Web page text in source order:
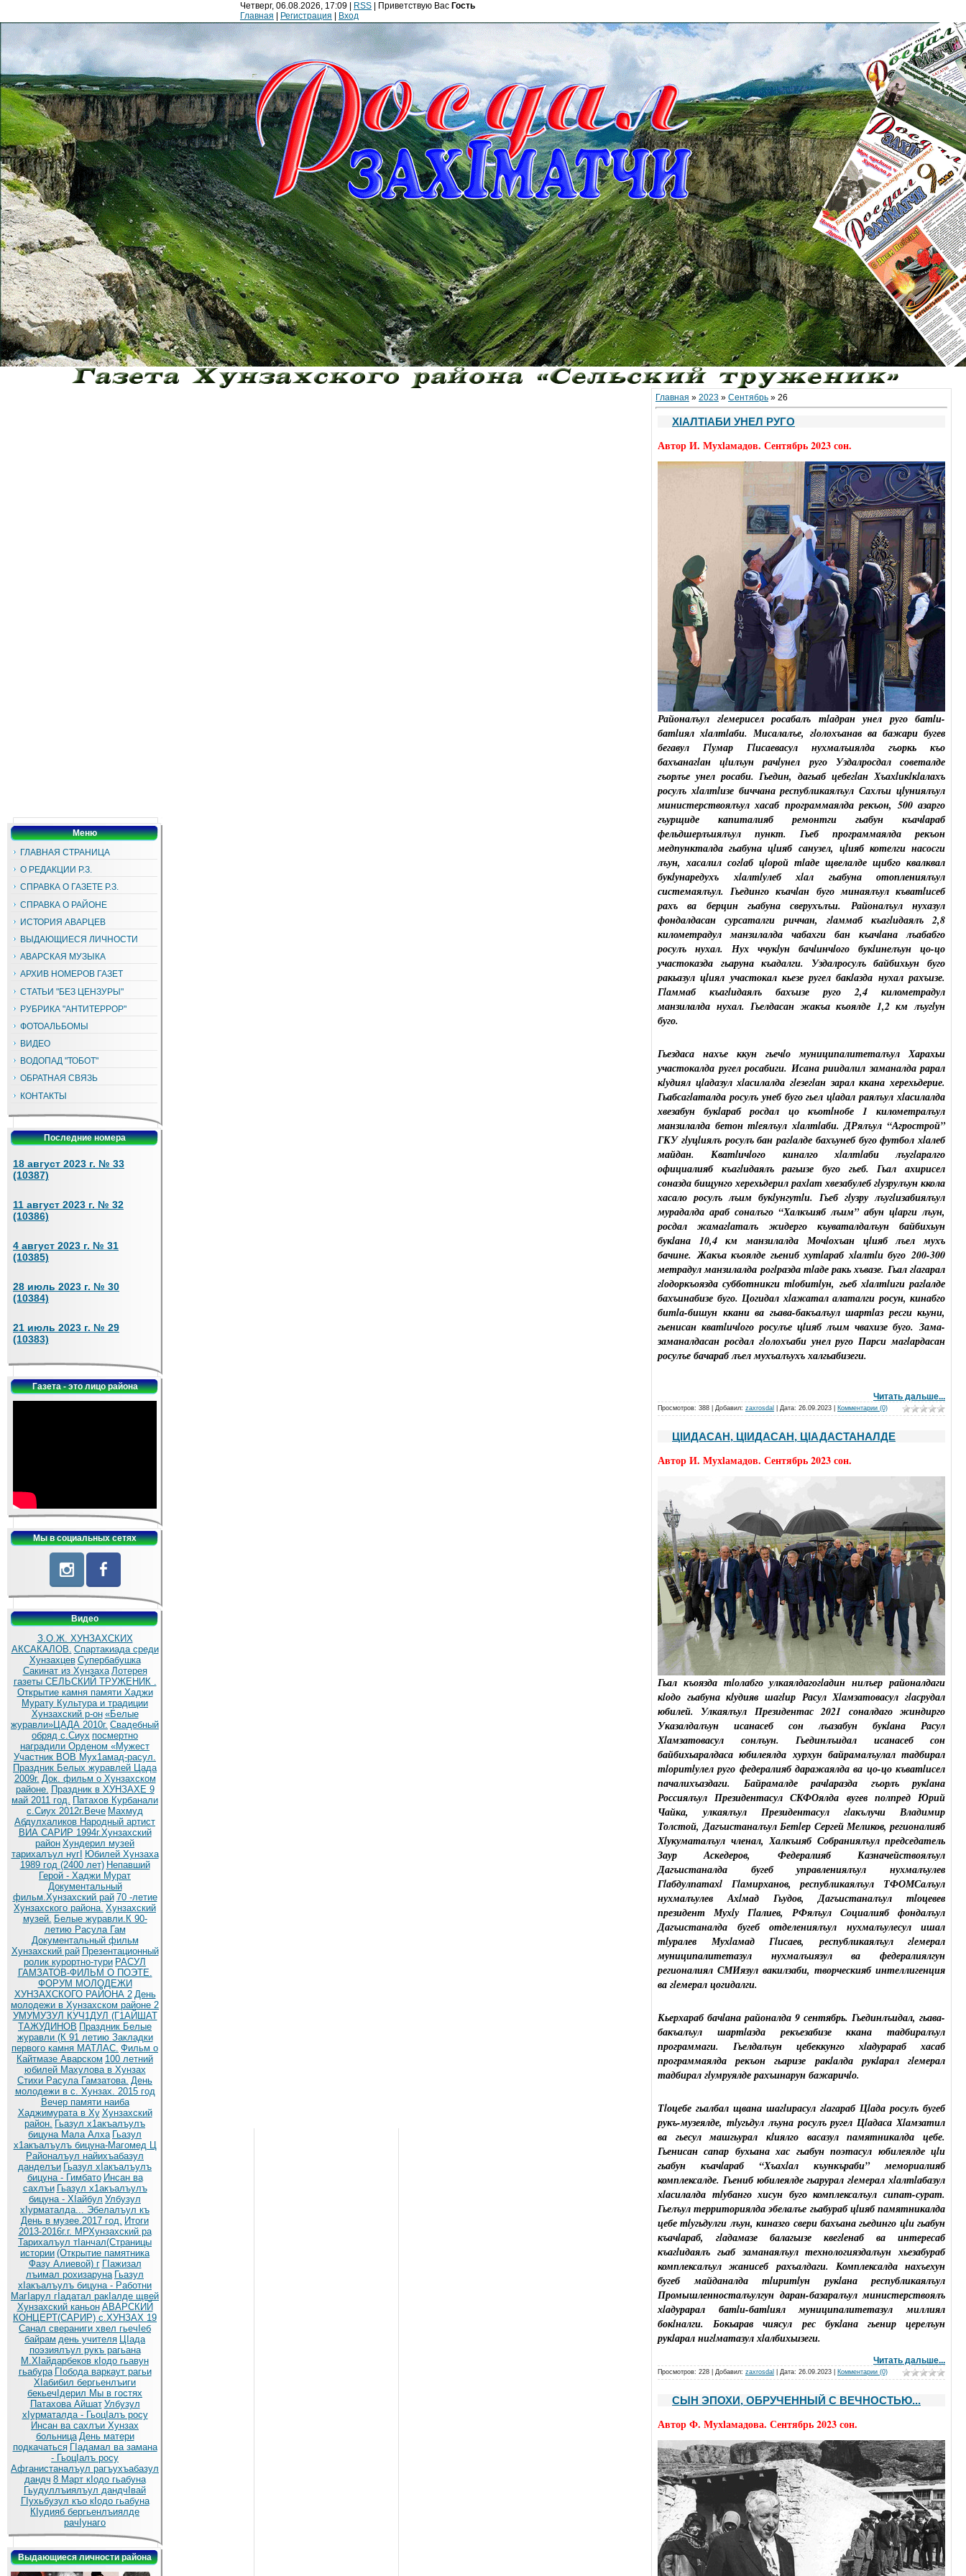
Четверг, 06.08.2026, 17:09 | RSS Приветствую Вас Гость
Главная
Регистрация Вход
Меню
ГЛАВНАЯ СТРАНИЦА
О РЕДАКЦИИ Р.З.
СПРАВКА О ГАЗЕТЕ Р.З.
СПРАВКА О РАЙОНЕ
ИСТОРИЯ АВАРЦЕВ
ВЫДАЮЩИЕСЯ ЛИЧНОСТИ
АВАРСКАЯ МУЗЫКА
АРХИВ НОМЕРОВ ГАЗЕТ
СТАТЬИ "БЕЗ ЦЕНЗУРЫ"
РУБРИКА "АНТИТЕРРОР"
ФОТОАЛЬБОМЫ
ВИДЕО
ВОДОПАД "ТОБОТ"
ОБРАТНАЯ СВЯЗЬ
КОНТАКТЫ
Последние номера
18 август 2023 г. № 33
(10387)
11 август 2023 г. № 32
(10386)
4 август 2023 г. № 31
(10385)
28 июль 2023 г. № 30
(10384)
21 июль 2023 г. № 29
(10383)
Газета - это лицо района
Мы в социальных сетях
Видео
З.О.Ж. ХУНЗАХСКИХ
АКСАКАЛОВ. Спартакиада среди
Хунзахцев Супербабушка
Сакинат из Хунзаха Лотерея
газеты СЕЛЬСКИЙ ТРУЖЕНИК .
Открытие камня памяти Хаджи
Мурату Культура и традиции
Хунзахский р-он «Белые
журавли»ЦАДА 2010г. Cвадебный
обряд c.Сиух посмертно
наградили Орденом «Мужест
Участник ВОВ Мух1амад-расул.
Праздник Белых журавлей Цада
2009г. Док. фильм о Хунзахском
районе. Праздник в ХУНЗАХЕ 9
май 2011 год. Патахов Курбанали
с.Сиух 2012г.Вече Махмуд
Абдулхаликов Народный артист
ВИА САРИР 1994г.Хунзахский
район Хундерил музей
тарихалъул нугI Юбилей Хунзаха
1989 год (2400 лет) Непавший
Герой - Хаджи Мурат
Документальный
фильм.Хунзахский рай 70 -летие
Хунзахского района. Хунзахский
музей. Белые журавли.К 90-
летию Расула Гам
Документальный фильм
Хунзахский рай Презентационный
ролик курортно-тури РАСУЛ
ГАМЗАТОВ-ФИЛЬМ О ПОЭТЕ.
ФОРУМ МОЛОДЕЖИ
ХУНЗАХСКОГО РАЙОНА 2 День
молодежи в Хунзахском районе 2
УМУМУЗУЛ КУЧ1ДУЛ (Г1АЙШАТ
ТАЖУДИНОВ Праздник Белые
журавли (К 91 летию Закладки
первого камня МАТЛАС. Фильм о
Кайтмазе Аварском 100 летний
юбилей Махулова в Хунзах
Стихи Расула Гамзатова. День
молодежи в с. Хунзах. 2015 год
Вечер памяти наиба
Хаджимурата в Ху Хунзахский
район. Гьазул х1акъалъулъ
бицуна Мала Алха Гьазул
х1акъалъулъ бицуна-Магомед Ц
Районалъул найихъабазул
данделъи Гьазул хIакъалъулъ
бицуна - Гимбато Инсан ва
сахлъи Гьазул х1акъалъулъ
бицуна - ХIайбул Улбузул
хIурматалда... Эбелалъул къ
День в музее.2017 год. Итоги
2013-2016г.г. МРХунзахский ра
Тарихалъул тIанчал(Страницы
истории (Открытие памятника
Фазу Алиевой) г ГIажизал
лъимал рохизаруна Гьазул
хIакъалъулъ бицуна - Работни
МагIарул гIадатал ракIалде щвей
Хунзахский каньон АВАРСКИЙ
КОНЦЕРТ(САРИР) с.ХУНЗАХ 19
Санал свераниги хвел гьечIеб
байрам день учителя ЦIада
поэзиялъул рукъ рагьана
М.ХIайдарбеков кIодо гьавун
гьабура ГIобода варкаут рагьи
ХIабибил бергьенлъиги
бекьечIдерил Мы в гостях
Патахова Айшат Улбузул
хIурматалда - ГьоцIалъ росу
Инсан ва сахлъи Хунзах
больница День матери
подкачаться ГIадамал ва замана
- ГьоцIалъ росу
Афганистаналъул рагъухъабазул
дандч 8 Март кIодо гьабуна
Гьудуллъиялъул дандчIвай
ГIухьбузул къо кIодо гьабуна
КIудияб бергьенлъиялде
рачIунаго
Выдающиеся личности района
Главная » 2023 » Сентябрь » 26
ХlАЛТlАБИ УНЕЛ РУГО
Автор И. Мухlамадов. Сентябрь 2023 сон.
Районалъул гlемерисел росабалъ тlадран унел руго батlи-
батlиял хlалтlаби. Мисалалъе, гlолохъанав ва бажари бугев
бегавул Гlумар Гlисаевасул нухмалъиялда гъоркь къо
бахъанагlан цlилъун рачlунел руго Уздалросдал советалде
гъорлъе унел росаби. Гьедин, дагьаб цебегlан Хъахlикlкlалахъ
росулъ хlалтlизе биччана республикаялъул Сахлъи цlуниялъул
министерствоялъул хасаб программаялда рекъон, 500 азарго
гъурщиде капиталияб ремонтги гьабун къачlараб
фельдшерлъиялъул пункт. Гьеб программаялда рекъон
медпункталда гьабуна цlияб санузел, цlияб котелги насосги
лъун, хасалил согlаб цlорой тlаде щвелалде щибго квалквал
букlунаредухъ хlалтlулеб хlал гьабуна отоплениялъул
системаялъул. Гьединго къачlан буго минаялъул къватlисеб
рахъ ва берцин гьабуна сверухълъи. Районалъул нухазул
фондалдасан сурсаталги риччан, гlаммаб къагlидаялъ 2,8
километрадул манзилалда чабахги бан къачlана лъабабго
росулъ нухал. Нух ччукlун бачlинчlого букlинелъун цо-цо
участоказда гьаруна къадалги. Уздалросулъ байбихьун буго
ракьазул цlиял участокал кьезе ругел бакlазда нухал рахъизе.
Гlаммаб къагlидаялъ бахъизе руго 2,4 километрадул
манзилалда нухал. Гьелдасан жакъа къоялде 1,2 км лъугlун
буго.
Гьездаса нахъе ккун гьечlо муниципалитеталъул Харахьи
участокалда ругел росабиги. Исана риидалил заманалда рарал
кlудиял цlадазул хlасилалда гlезегlан зарал ккана херехьдерие.
Гьабсагlаталда росулъ унеб буго гьел цlадал раялъул хlасилалда
хвезабун букlараб росдал цо къотlнобе 1 километралъул
манзилалда бетон тlеялъул хlалтlаби. ДРялъул “Агрострой”
ГКУ гlуцlиялъ росулъ бан рагlалде бахъунеб буго футбол хlалеб
майдан. Кватlичlого киналго хlалтlаби лъугlаралго
официалияб къагlидаялъ рагьизе буго гьеб. Гьал ахирисел
соназда бищунго херехьдерил рахlат хвезабулеб гlузрулъун ккола
хасало росулъ лъим букlунгутlи. Гьеб гlузру лъугlизабиялъул
мурадалда араб соналъго “Халкъияб лъим” абун цlарги лъун,
росдал жамагlаталъ жидерго къуваталдалъун байбихьун
букlана 10,4 км манзилалда Мочlохъан цlияб лъел мухъ
бачине. Жакъа къоялде гьениб хутlараб хlалтlи буго 200-300
метрадул манзилалда рогlразда тlаде ракь хъвазе. Гьал гlагарал
гlодоркъоязда субботникги тlобитlун, гьеб хlалтlиги рагlалде
бахъинабизе буго. Цогидал хlажатал алаталги росун, кинабго
битlа-бишун ккани ва гьава-бакъалъул шартlаз ресги кьуни,
гьенисан кватlичlого росулъе цlияб лъим чвахизе буго. Зама-
заманалдасан росдал гlолохъаби унел руго Парси магlардасан
росулъе бачараб лъел мухъалъухъ халгьабизеги.
Читать дальше...
Просмотров: 388 | Добавил: zaxrosdal | Дата: 26.09.2023 Комментарии (0)
ЦlИДАСАН, ЦlИДАСАН, ЦlАДАСТАНАЛДЕ
Автор И. Мухlамадов. Сентябрь 2023 сон.
Гьал къоязда тlолабго улкаялдагогlадин нилъер районалдаги
кlодо гьабуна кlудияв шагlир Расул Хlамзатовасул гlасрудал
юбилей. Улкаялъул Президентас 2021 соналдаго жиндирго
Указалдалъун исанасеб сон лъазабун букlана Расул
Хlамзатовасул сонлъун. Гьединлъидал исанасеб сон
байбихьаралдаса юбилеялда хурхун байрамалъулал тадбирал
тlоритlулел руго федералияб даражаялда ва цо-цо къватlисел
пачалихъаздаги. Байрамалде рачlаразда гъорлъ рукlана
Россиялъул Президентасул СКФОялда вугев полпред Юрий
Чайка, улкаялъул Президентасул гlакълучи Владимир
Толстой, Дагъистаналъул Бетlер Сергей Меликов, регионалияб
Хlукуматалъул членал, Халкъияб Собраниялъул председатель
Заур Аскедеров, Федералияб Казначействоялъул
Дагъистаналда бугеб управлениялъул нухмалъулев
Гlабдулпатахl Гlамирханов, республикаялъул ТФОМСалъул
нухмалъулев Ахlмад Гьудов, Дагъистаналъул тlоцевев
президент Мухlу Гlалиев, РФялъул Социалияб фондалъул
Дагъистаналда бугеб отделениялъул нухмалъулесул ишал
тlуралев Мухlамад Гlисаев, республикаялъул гlемерал
муниципалитетазул нухмалъиязул ва федералиялгун
регионалиял СМИязул вакилзаби, творческияб интеллигенция
ва гlемерал цогидалги.
Кьерхараб бачlана районалда 9 сентябрь. Гьединлъидал, гьава-
бакъалъул шартlазда рекъезабизе ккана тадбиралъул
программаги. Гьелдалъун цебеккунго хlадурараб хасаб
программаялда рекъон гьаризе ракlалда рукlарал гlемерал
тадбирал гlумруялде рахъинарун бажаричlо.
Тlоцебе гьалбал щвана шагlирасул гlагараб Цlада росулъ бугеб
рукъ-музеялде, тlугьдул лъуна росулъ ругел Цlадаса Хlамзатил
ва гьесул машгьурал кlиялго васазул памятникалда цебе.
Гьенисан сапар бухьана хас гьабун поэтасул юбилеялде цlи
гьабун къачlараб “Хъахlал къункъраби” мемориалияб
комплексалде. Гьениб юбилеялде гьарурал гlемерал хlалтlабазул
хlасилалда тlубанго хисун буго комплексалъул сипат-сурат.
Гьелъул территориялда эбелалъе гьабураб цlияб памятникалда
цебе тlугьдулги лъун, киназго свери бахъана гьединго цlи гьабун
къачlараб, гlадамазе балагьизе квегlенаб ва интересаб
къагlидаялъ гьаб заманаялъул технологияздалъун хьезабураб
комплексалъул жанисеб рахъалдаги. Комплексалда нахъехун
бугеб майданалда тlиритlун рукlана республикаялъул
Промышленносталъулгун даран-базаралъул министерствоялъ
хlадурарал батlи-батlиял муниципалитетазул миллиял
бокlналги. Бокьарав чиясул рес букlана гьенир церелъун
рукlарал нигlматазул хlалбихьизеги.
Читать дальше...
Просмотров: 228 | Добавил: zaxrosdal | Дата: 26.09.2023 Комментарии (0)
СЫН ЭПОХИ, ОБРУЧЕННЫЙ С ВЕЧНОСТЬЮ...
Автор Ф. Мухlамадова. Сентябрь 2023 сон.